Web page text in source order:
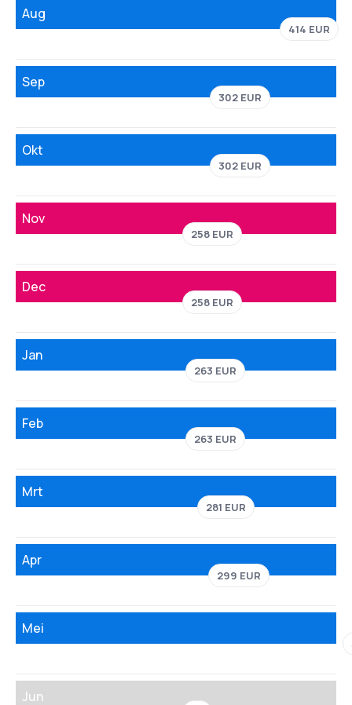
Aug
414 EUR
Sep
302 EUR
Okt
302 EUR
Nov
258 EUR
Dec
258 EUR
Jan
263 EUR
Feb
263 EUR
Mrt
281 EUR
Apr
299 EUR
Mei
Jun